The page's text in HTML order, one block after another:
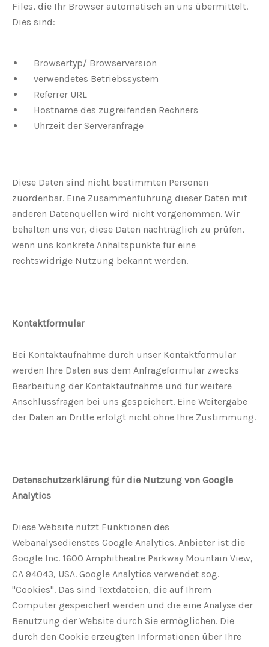
Files, die Ihr Browser automatisch an uns übermittelt.
Dies sind:
Browsertyp/ Browserversion
verwendetes Betriebssystem
Referrer URL
Hostname des zugreifenden Rechners
Uhrzeit der Serveranfrage
Diese Daten sind nicht bestimmten Personen
zuordenbar. Eine Zusammenführung dieser Daten mit
anderen Datenquellen wird nicht vorgenommen. Wir
behalten uns vor, diese Daten nachträglich zu prüfen,
wenn uns konkrete Anhaltspunkte für eine
rechtswidrige Nutzung bekannt werden.
Kontaktformular
Bei Kontaktaufnahme durch unser Kontaktformular
werden Ihre Daten aus dem Anfrageformular zwecks
Bearbeitung der Kontaktaufnahme und für weitere
Anschlussfragen bei uns gespeichert. Eine Weitergabe
der Daten an Dritte erfolgt nicht ohne Ihre Zustimmung.
Datenschutzerklärung für die Nutzung von Google
Analytics
Diese Website nutzt Funktionen des
Webanalysedienstes Google Analytics. Anbieter ist die
Google Inc. 1600 Amphitheatre Parkway Mountain View,
CA 94043, USA. Google Analytics verwendet sog.
"Cookies". Das sind Textdateien, die auf Ihrem
Computer gespeichert werden und die eine Analyse der
Benutzung der Website durch Sie ermöglichen. Die
durch den Cookie erzeugten Informationen über Ihre